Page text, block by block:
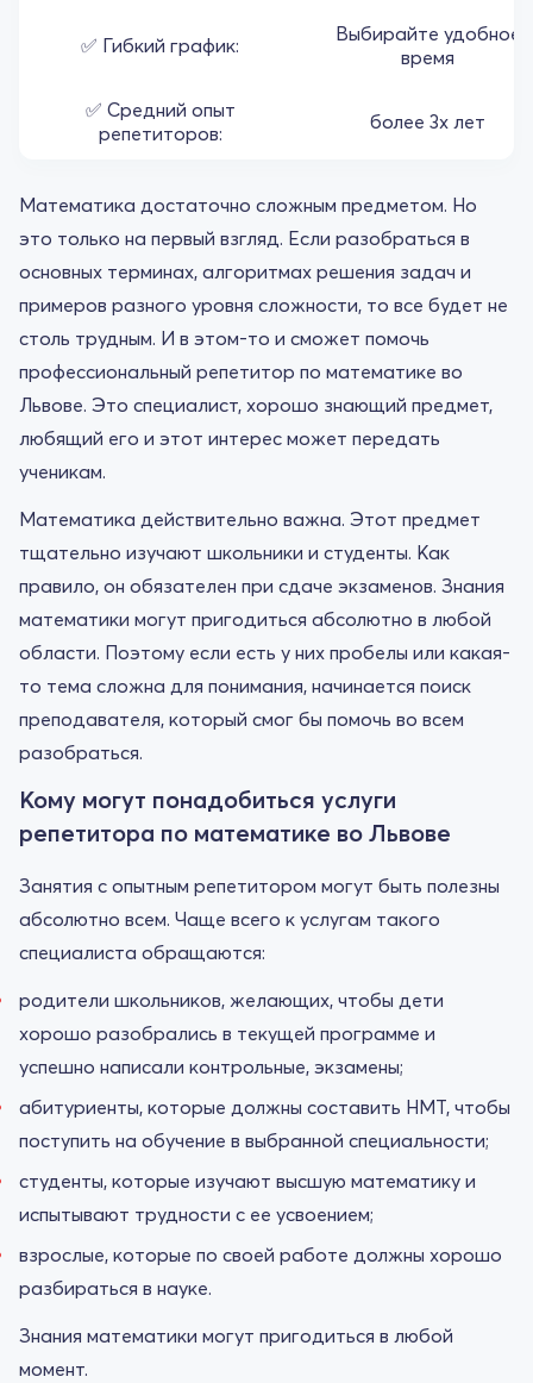
✅ Гибкий график:
Выбирайте удобное
время
✅ Средний опыт
репетиторов:
более 3х лет
Математика достаточно сложным предметом. Но
это только на первый взгляд. Если разобраться в
основных терминах, алгоритмах решения задач и
примеров разного уровня сложности, то все будет не
столь трудным. И в этом-то и сможет помочь
профессиональный репетитор по математике во
Львове. Это специалист, хорошо знающий предмет,
любящий его и этот интерес может передать
ученикам.
Математика действительно важна. Этот предмет
тщательно изучают школьники и студенты. Как
правило, он обязателен при сдаче экзаменов. Знания
математики могут пригодиться абсолютно в любой
области. Поэтому если есть у них пробелы или какая-
то тема сложна для понимания, начинается поиск
преподавателя, который смог бы помочь во всем
разобраться.
Кому могут понадобиться услуги
репетитора по математике во Львове
Занятия с опытным репетитором могут быть полезны
абсолютно всем. Чаще всего к услугам такого
специалиста обращаются:
родители школьников, желающих, чтобы дети
хорошо разобрались в текущей программе и
успешно написали контрольные, экзамены;
абитуриенты, которые должны составить НМТ, чтобы
поступить на обучение в выбранной специальности;
студенты, которые изучают высшую математику и
испытывают трудности с ее усвоением;
взрослые, которые по своей работе должны хорошо
разбираться в науке.
Знания математики могут пригодиться в любой
момент.